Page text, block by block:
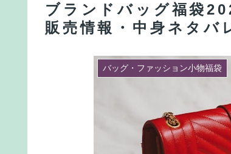
ブランドバッグ福袋
販売情報・中身ネタバ
バッグ・ファッション小物福袋